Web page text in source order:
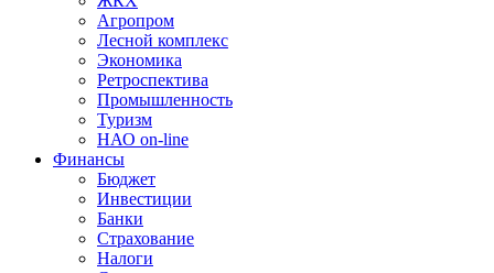
Агропром
Лесной комплекс
Экономика
Ретроспектива
Промышленность
Туризм
НАО on-line
Финансы
Бюджет
Инвестиции
Банки
Страхование
Налоги